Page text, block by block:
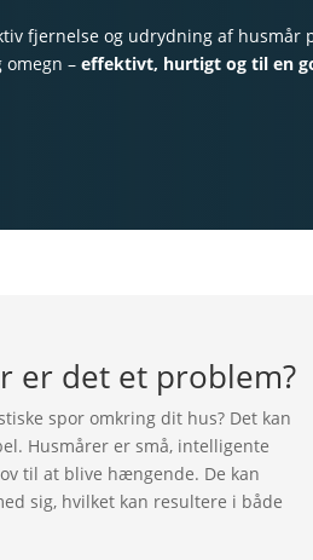
fjernelse og udrydning af husmår
omegn – effektivt, hurtigt og til en
er det et problem?
spor omkring dit hus? Det kan
Husmårer er små, intelligente
til at blive hængende. De kan
sig, hvilket kan resultere i både